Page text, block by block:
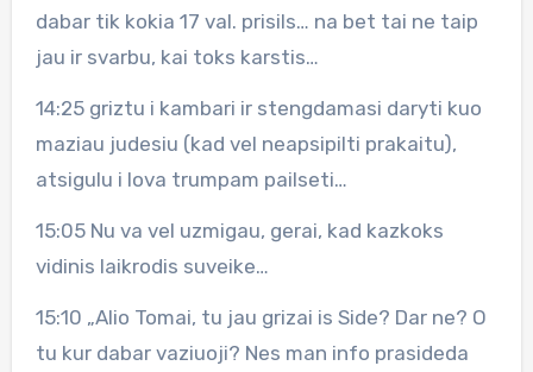
dabar tik kokia 17 val. prisils… na bet tai ne taip
jau ir svarbu, kai toks karstis…
14:25 griztu i kambari ir stengdamasi daryti kuo
maziau judesiu (kad vel neapsipilti prakaitu),
atsigulu i lova trumpam pailseti…
15:05 Nu va vel uzmigau, gerai, kad kazkoks
vidinis laikrodis suveike…
15:10 „Alio Tomai, tu jau grizai is Side? Dar ne? O
tu kur dabar vaziuoji? Nes man info prasideda